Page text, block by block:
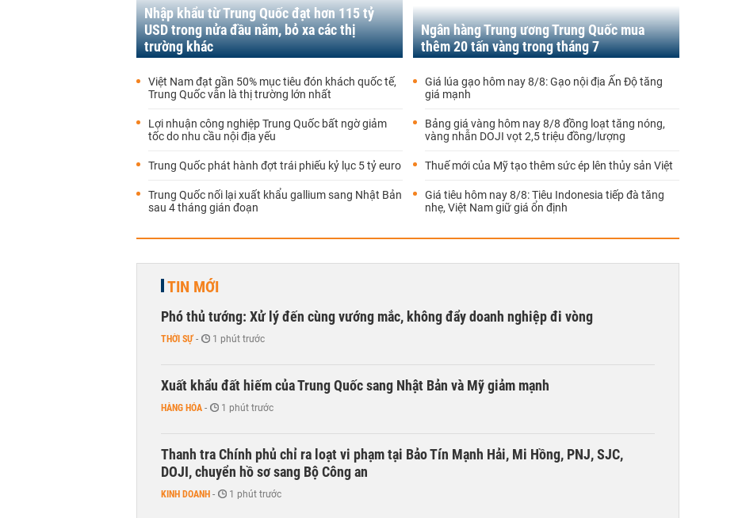
Nhập khẩu từ Trung Quốc đạt hơn 115 tỷ
USD trong nửa đầu năm, bỏ xa các thị
trường khác
Việt Nam đạt gần 50% mục tiêu đón khách quốc tế,
Trung Quốc vẫn là thị trường lớn nhất
Lợi nhuận công nghiệp Trung Quốc bất ngờ giảm
tốc do nhu cầu nội địa yếu
Trung Quốc phát hành đợt trái phiếu kỷ lục 5 tỷ euro
Trung Quốc nối lại xuất khẩu gallium sang Nhật Bản
sau 4 tháng gián đoạn
Ngân hàng Trung ương Trung Quốc mua
thêm 20 tấn vàng trong tháng 7
Giá lúa gạo hôm nay 8/8: Gạo nội địa Ấn Độ tăng
giá mạnh
Bảng giá vàng hôm nay 8/8 đồng loạt tăng nóng,
vàng nhẫn DOJI vọt 2,5 triệu đồng/lượng
Thuế mới của Mỹ tạo thêm sức ép lên thủy sản Việt
Giá tiêu hôm nay 8/8: Tiêu Indonesia tiếp đà tăng
nhẹ, Việt Nam giữ giá ổn định
TIN MỚI
Phó thủ tướng: Xử lý đến cùng vướng mắc, không đẩy doanh nghiệp đi vòng
THỜI SỰ - 1 phút trước
Xuất khẩu đất hiếm của Trung Quốc sang Nhật Bản và Mỹ giảm mạnh
HÀNG HÓA - 1 phút trước
Thanh tra Chính phủ chỉ ra loạt vi phạm tại Bảo Tín Mạnh Hải, Mi Hồng, PNJ, SJC,
DOJI, chuyển hồ sơ sang Bộ Công an
KINH DOANH - 1 phút trước